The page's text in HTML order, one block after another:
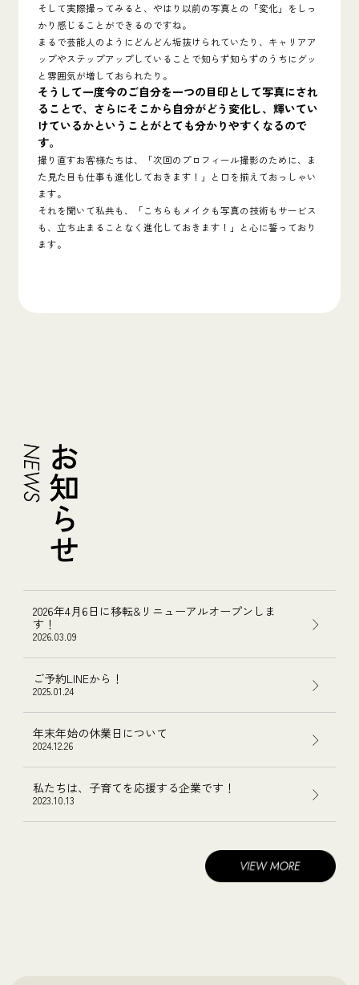
そして実際撮ってみると、やはり以前の写真との「変化」をしっ
かり感じることができるのですね。
まるで芸能人のようにどんどん垢抜けられていたり、キャリアア
ップやステップアップしていることで知らず知らずのうちにグッ
と雰囲気が増しておられたり。
そうして一度今のご自分を一つの目印として写真にされ
ることで、さらにそこから自分がどう変化し、輝いてい
けているかということがとても分かりやすくなるので
す。
撮り直すお客様たちは、「次回のプロフィール撮影のために、ま
た見た目も仕事も進化しておきます！」と口を揃えておっしゃい
ます。
それを聞いて私共も、「こちらもメイクも写真の技術もサービス
も、立ち止まることなく進化しておきます！」と心に誓っており
ます。
2026年4月6日に移転&リニューアルオープンしま
す！
2026.03.09
ご予約LINEから！
2025.01.24
年末年始の休業日について
2024.12.26
私たちは、子育てを応援する企業です！
2023.10.13